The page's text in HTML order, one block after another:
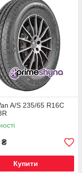
A/S 235/65 R16C
₴
Купити